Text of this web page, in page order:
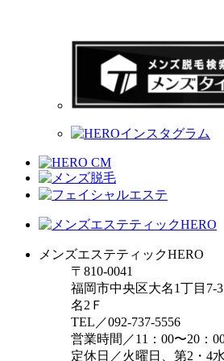
メンズエステティックHERO
〒810-0041
福岡市中央区大名1丁目
名2Ｆ
TEL／092-737-5556
営業時間／11：00〜20：
定休日／火曜日、第2・4